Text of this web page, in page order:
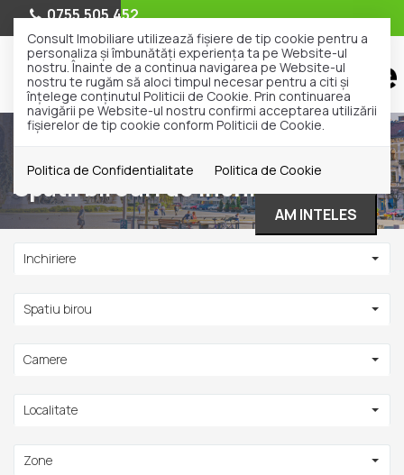
Consult Imobiliare utilizează fişiere de tip cookie pentru a
personaliza și îmbunătăți experiența ta pe Website-ul
nostru. Înainte de a continua navigarea pe Website-ul
nostru te rugăm să aloci timpul necesar pentru a citi și
înțelege conținutul Politicii de Cookie. Prin continuarea
navigării pe Website-ul nostru confirmi acceptarea utilizării
fişierelor de tip cookie conform Politicii de Cookie.
Politica de Confidentialitate Politica de Cookie
AM INTELES
0755.505.452
Spatii birouri de inchiriat
Inchiriere
Spatiu birou
Camere
Localitate
Zone